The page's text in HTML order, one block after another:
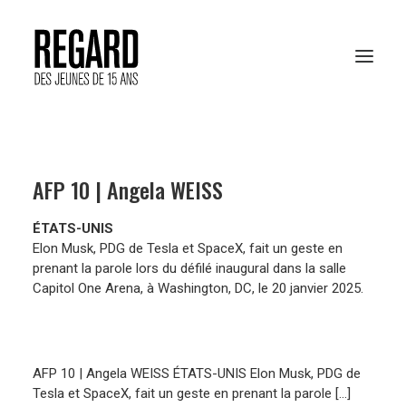
RESSOURCES PÉDAGOGIQUES
ARCHIVES
RENCONTRES AFP
AFP 10 | Angela WEISS
ÉTATS-UNIS
Elon Musk, PDG de Tesla et SpaceX, fait un geste en
prenant la parole lors du défilé inaugural dans la salle
Capitol One Arena, à Washington, DC, le 20 janvier 2025.
AFP 10 | Angela WEISS ÉTATS-UNIS Elon Musk, PDG de
Tesla et SpaceX, fait un geste en prenant la parole […]